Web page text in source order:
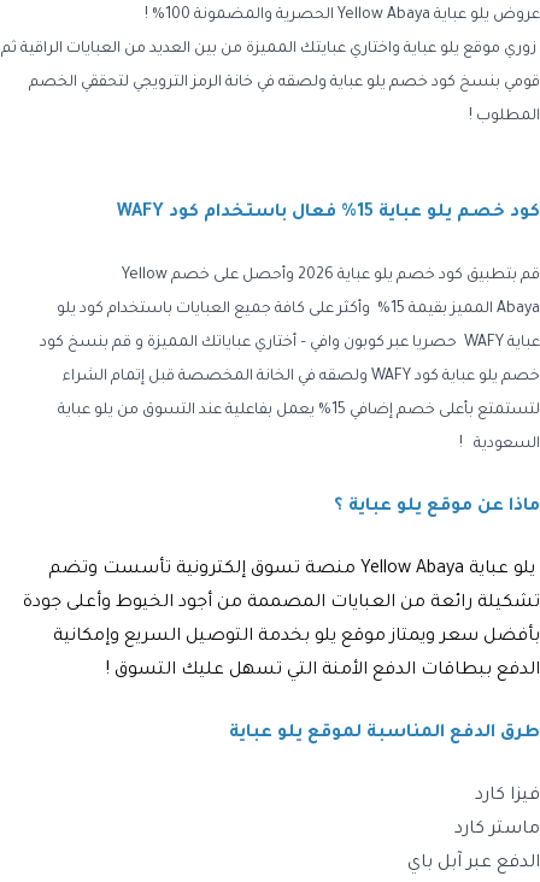
عروض يلو عباية Yellow Abaya الحصرية والمضمونة 100% !
زوري موقع يلو عباية واختاري عبايتك المميزة من بين العديد من العبايات الراقية ثم
قومي بنسخ كود خصم يلو عباية ولصقه في خانة الرمز الترويجي لتحققي الخصم
المطلوب !
كود خصم يلو عباية 15% فعال باستخدام كود WAFY
قم بتطبيق كود خصم يلو عباية 2026 وأحصل على خصم Yellow
Abaya المميز بقيمة 15% وأكثر على كافة جميع العبايات باستخدام
كود يلو
عباية WAFY
حصريا عبر كوبون وافي – أختاري عباياتك المميزة و قم بنسخ كود
خصم يلو عباية كود WAFY
ولصقه في الخانة المخصصة قبل إتمام الشراء
لتستمتع بأعلى خصم إضافي 15% يعمل بفاعلية عند التسوق من
يلو عباية
السعودية !
ماذا عن موقع يلو عباية ؟
يلو عباية Yellow Abaya منصة تسوق إلكترونية تأسست وتضم
تشكيلة رائعة من العبايات المصممة من أجود الخيوط وأعلى جودة
بأفضل سعر ويمتاز موقع يلو بخدمة التوصيل السريع وإمكانية
الدفع ببطاقات الدفع الأمنة التي تسهل عليك التسوق !
طرق الدفع المناسبة لموقع يلو عباية
فيزا كارد
ماستر كارد
الدفع عبر آبل باي